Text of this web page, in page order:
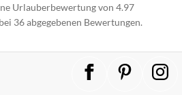
Urlauberbewertung von 4.97
36 abgegebenen Bewertungen.